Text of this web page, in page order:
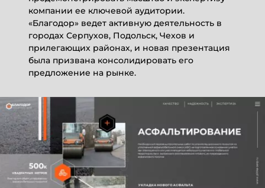
компании ее ключевой аудитории.
«Благодор» ведет активную деятельность в
городах Серпухов, Подольск, Чехов и
прилегающих районах, и новая презентация
была призвана консолидировать его
предложение на рынке.